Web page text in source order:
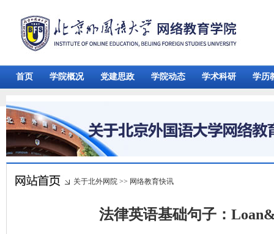
首页 学院概况 党建思政 学院动态 学术科研 学历
关于北外网院 >> 网络教育快讯
法律英语基础句子：